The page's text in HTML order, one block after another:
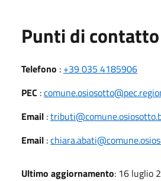
Punti di contatto
Telefono : +39 035 4185906
PEC :
Email :
Email :
Ultimo aggiornamento: 16 luglio